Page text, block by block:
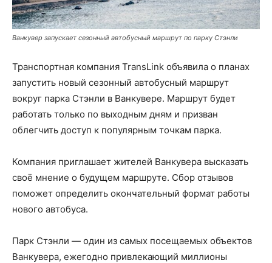
Ванкувер запускает сезонный автобусный маршрут по парку Стэнли
Транспортная компания TransLink объявила о планах
запустить новый сезонный автобусный маршрут
вокруг парка Стэнли в Ванкувере. Маршрут будет
работать только по выходным дням и призван
облегчить доступ к популярным точкам парка.
Компания приглашает жителей Ванкувера высказать
своё мнение о будущем маршруте. Сбор отзывов
поможет определить окончательный формат работы
нового автобуса.
Парк Стэнли — один из самых посещаемых объектов
Ванкувера, ежегодно привлекающий миллионы